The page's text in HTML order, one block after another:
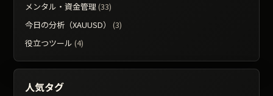
メンタル・資金管理(33)
今日の分析（XAUUSD）
(3)
役立つツール (4)
人気タグ